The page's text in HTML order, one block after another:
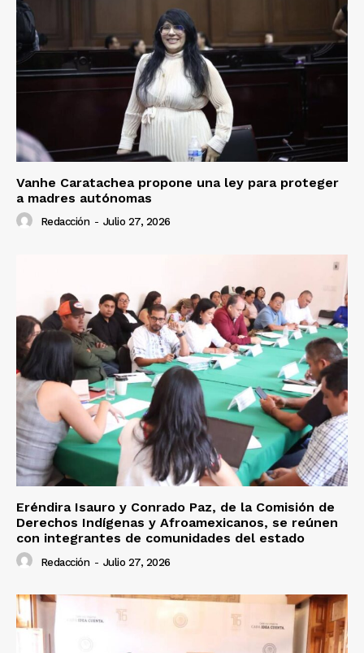
Vanhe Caratachea propone una ley para proteger
a madres autónomas
Redacción - Julio 27, 2026
Eréndira Isauro y Conrado Paz, de la Comisión de
Derechos Indígenas y Afroamexicanos, se reúnen
con integrantes de comunidades del estado
Redacción - Julio 27, 2026